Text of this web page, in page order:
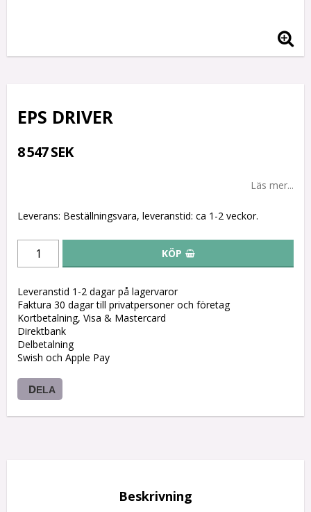
EPS DRIVER
8 547 SEK
Läs mer...
Leverans: Beställningsvara, leveranstid: ca 1-2 veckor.
KÖP
Leveranstid 1-2 dagar på lagervaror
Faktura 30 dagar till privatpersoner och företag
Kortbetalning, Visa & Mastercard
Direktbank
Delbetalning
Swish och Apple Pay
DELA
Beskrivning